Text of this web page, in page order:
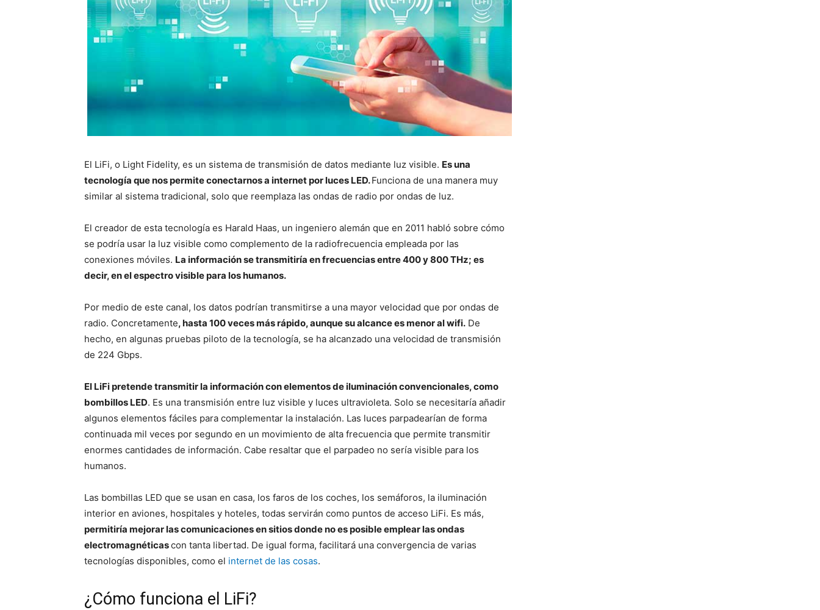
El LiFi, o Light Fidelity, es un sistema de transmisión de datos mediante luz visible. Es una
tecnología que nos permite conectarnos a internet por luces LED.Funciona de una manera muy
similar al sistema tradicional, solo que reemplaza las ondas de radio por ondas de luz.
El creador de esta tecnología es Harald Haas, un ingeniero alemán que en 2011 habló sobre cómo
se podría usar la luz visible como complemento de la radiofrecuencia empleada por las
conexiones móviles. La información se transmitiría en frecuencias entre 400 y 800 THz; es
decir, en el espectro visible para los humanos.
Por medio de este canal, los datos podrían transmitirse a una mayor velocidad que por ondas de
radio. Concretamente, hasta 100 veces más rápido, aunque su alcance es menor al wifi. De
hecho, en algunas pruebas piloto de la tecnología, se ha alcanzado una velocidad de transmisión
de 224 Gbps.
El LiFi pretende transmitir la información con elementos de iluminación convencionales, como
bombillos LED. Es una transmisión entre luz visible y luces ultravioleta. Solo se necesitaría añadir
algunos elementos fáciles para complementar la instalación. Las luces parpadearían de forma
continuada mil veces por segundo en un movimiento de alta frecuencia que permite transmitir
enormes cantidades de información. Cabe resaltar que el parpadeo no sería visible para los
humanos.
Las bombillas LED que se usan en casa, los faros de los coches, los semáforos, la iluminación
interior en aviones, hospitales y hoteles, todas servirán como puntos de acceso LiFi. Es más,
permitiría mejorar las comunicaciones en sitios donde no es posible emplear las ondas
electromagnéticascon tanta libertad. De igual forma, facilitará una convergencia de varias
tecnologías disponibles, como el internet de las cosas.
¿Cómo funciona el LiFi?